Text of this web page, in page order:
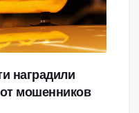
наградили
мошенников